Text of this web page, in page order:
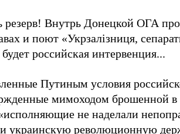
резерв! Внутрь Донецкой ОГА
и поют «Укрзалізниця,
российская интервенция...
Путиным условия
мимоходом брошенной в
не наделали
украинскую революционную